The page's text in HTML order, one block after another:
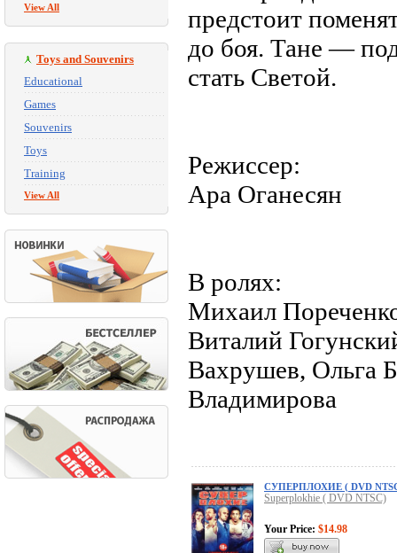
View All
Toys and Souvenirs
Educational
Games
Souvenirs
Toys
Training
View All
предстоит
до боя. Тане —
стать Светой.
Режиссер:
Ара Оганесян
В ролях:
Михаил
Виталий
Вахрушев, Ольга
Владимирова
СУПЕРПЛОХИЕ ( DVD
Superplokhie ( DVD NTSC)
Your Price: $14.98